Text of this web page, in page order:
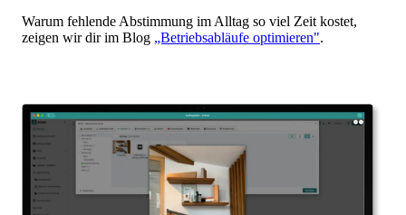
Warum fehlende Abstimmung im Alltag so viel Zeit kostet,
zeigen wir dir im Blog „Betriebsabläufe optimieren".